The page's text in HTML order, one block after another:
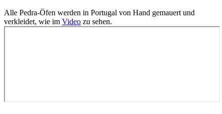
Alle Pedra-Öfen werden in Portugal von Hand gemauert und
verkleidet, wie im Video zu sehen.